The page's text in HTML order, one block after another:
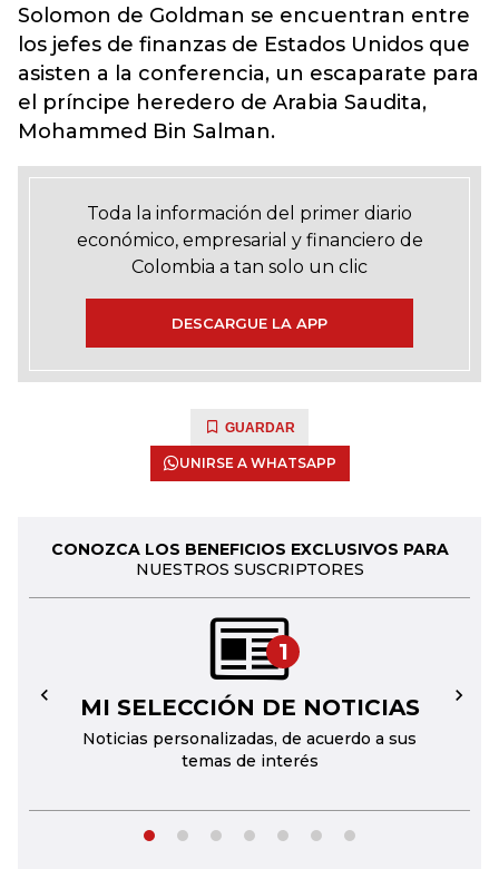
Solomon de Goldman se encuentran entre
los jefes de finanzas de Estados Unidos que
asisten a la conferencia, un escaparate para
el príncipe heredero de Arabia Saudita,
Mohammed Bin Salman.
Toda la información del primer diario
económico, empresarial y financiero de
Colombia a tan solo un clic
DESCARGUE LA APP
GUARDAR
UNIRSE A WHATSAPP
CONOZCA LOS BENEFICIOS EXCLUSIVOS PARA
NUESTROS SUSCRIPTORES
1
MI SELECCIÓN DE NOTICIAS
Noticias personalizadas, de acuerdo a sus
temas de interés
← →